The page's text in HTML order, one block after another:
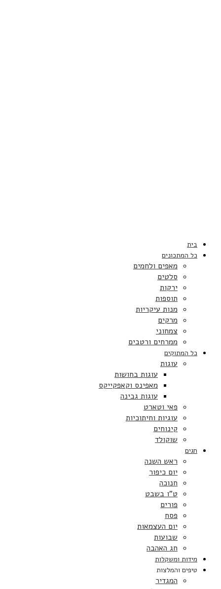
בית
כל המתכונים
מאפים ולחמים
סלטים
ירקות
תוספות
מנות עיקריות
מרקים
צמחוני
ממרחים ורטבים
כל המתוקים
עוגות
עוגות בחושות
מאפינס וקאפקייקס
עוגות גבינה
פאי וטארט
עוגיות וחיתוכיות
קינוחים
שוקולד
חגים
ראש השנה
יום כיפור
חנוכה
ט”ו בשבט
פורים
פסח
יום העצמאות
שבועות
חג האהבה
מידות ומשקלות
טיפים והמלצות
המגדיר